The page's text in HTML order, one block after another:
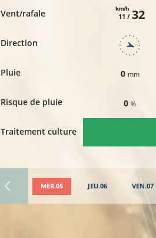
Vent/rafale
Direction
Pluie
Risque de pluie
Traitement culture
11 /
km/h 32
0 mm
0%
MER.05 JEU.06 VEN.07